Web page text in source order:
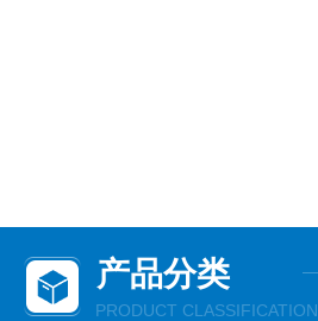
产品分类
PRODUCT CLASSIFICATION